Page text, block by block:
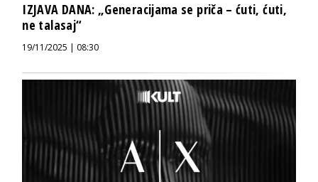
IZJAVA DANA: „Generacijama se priča – ćuti, ćuti,
ne talasaj“
19/11/2025 | 08:30